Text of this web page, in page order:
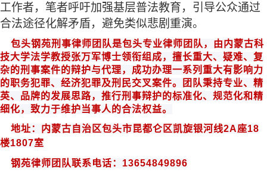
工作者，笔者呼吁加强基层普法教育，引导公众通过
合法途径化解矛盾，避免类似悲剧重演。
包头钢苑刑事律师团队是包头专业律师团队，由内蒙古科
技大学法学教授张万军博士领衔组成， 擅长重大、疑难、复
杂的刑事案件的辩护与代理，成功办理一系列重大有影响力
的职务犯罪、经济犯罪及刑民交叉案件。团队秉持专业、精
英、品牌的发展思路，推行刑事辩护的标准化、规范化和精
细化，致力于维护当事人的合法权益。
地址：内蒙古自治区包头市昆都仑区凯旋银河线2A座18
楼1807室
钢苑律师 团队联系电话： 13654849896